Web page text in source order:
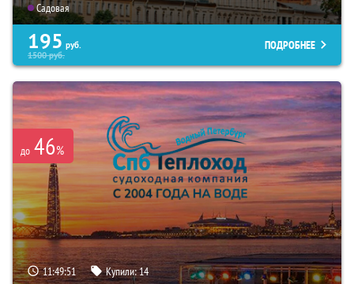
Садовая
195 руб.
1500руб.
ПОДРОБНЕЕ
до 46%
11:49:50 Купили:14